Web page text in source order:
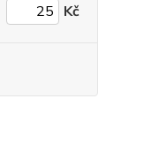
Kč